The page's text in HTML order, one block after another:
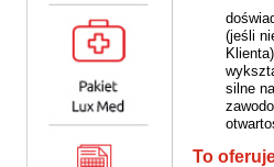
(jeśli
silne
To